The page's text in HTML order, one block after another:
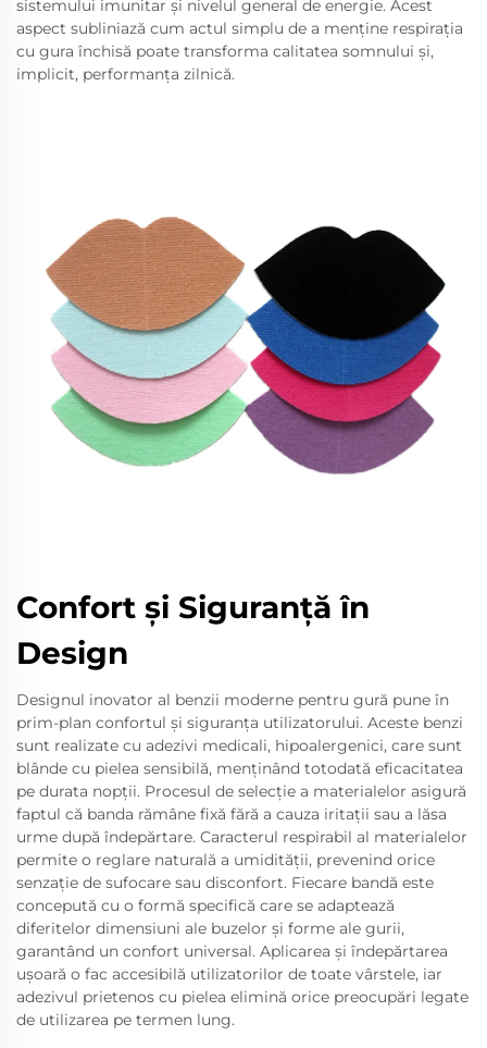
sistemului imunitar și nivelul general de energie. Acest
aspect subliniază cum actul simplu de a menține respirația
cu gura închisă poate transforma calitatea somnului și,
implicit, performanța zilnică.
Confort și Siguranță în
Design
Designul inovator al benzii moderne pentru gură pune în
prim-plan confortul și siguranța utilizatorului. Aceste benzi
sunt realizate cu adezivi medicali, hipoalergenici, care sunt
blânde cu pielea sensibilă, menținând totodată eficacitatea
pe durata nopții. Procesul de selecție a materialelor asigură
faptul că banda rămâne fixă fără a cauza iritații sau a lăsa
urme după îndepărtare. Caracterul respirabil al materialelor
permite o reglare naturală a umidității, prevenind orice
senzație de sufocare sau disconfort. Fiecare bandă este
concepută cu o formă specifică care se adaptează
diferitelor dimensiuni ale buzelor și forme ale gurii,
garantând un confort universal. Aplicarea și îndepărtarea
ușoară o fac accesibilă utilizatorilor de toate vârstele, iar
adezivul prietenos cu pielea elimină orice preocupări legate
de utilizarea pe termen lung.